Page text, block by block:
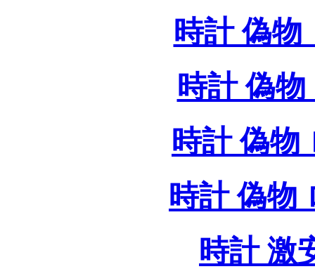
時計 偽物
時計 偽
時計 偽物
時計 偽物
時計 激